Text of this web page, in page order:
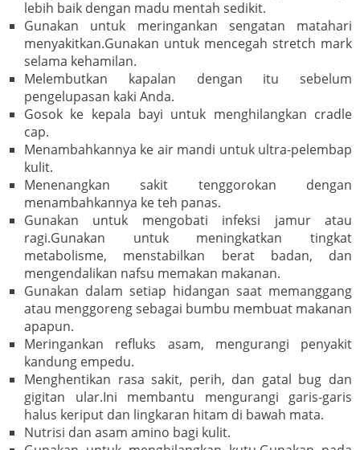
lebih baik dengan madu mentah sedikit.
Gunakan untuk meringankan sengatan matahari
menyakitkan.Gunakan untuk mencegah stretch mark
selama kehamilan.
Melembutkan kapalan dengan itu sebelum
pengelupasan kaki Anda.
Gosok ke kepala bayi untuk menghilangkan cradle
cap.
Menambahkannya ke air mandi untuk ultra-pelembap
kulit.
Menenangkan sakit tenggorokan dengan
menambahkannya ke teh panas.
Gunakan untuk mengobati infeksi jamur atau
ragi.Gunakan untuk meningkatkan tingkat
metabolisme, menstabilkan berat badan, dan
mengendalikan nafsu memakan makanan.
Gunakan dalam setiap hidangan saat memanggang
atau menggoreng sebagai bumbu membuat makanan
apapun.
Meringankan refluks asam, mengurangi penyakit
kandung empedu.
Menghentikan rasa sakit, perih, dan gatal bug dan
gigitan ular.Ini membantu mengurangi garis-garis
halus keriput dan lingkaran hitam di bawah mata.
Nutrisi dan asam amino bagi kulit.